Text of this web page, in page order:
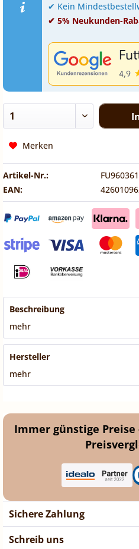
✔ Kein
✔ 5% Neukunden-
Merken
Artikel-Nr.:
EAN:
Beschreibung
mehr
Hersteller
mehr
Immer günstige
Sichere Zahlung
Schreib uns